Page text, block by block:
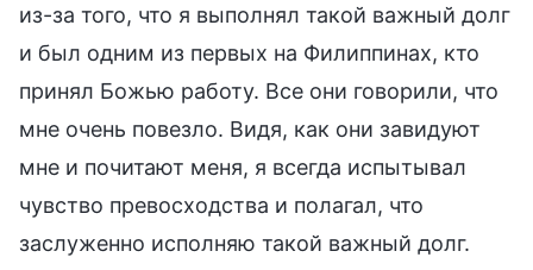
из-за того, что я выполнял такой важный долг
и был одним из первых на Филиппинах, кто
принял Божью работу. Все они говорили, что
мне очень повезло. Видя, как они завидуют
мне и почитают меня, я всегда испытывал
чувство превосходства и полагал, что
заслуженно исполняю такой важный долг.